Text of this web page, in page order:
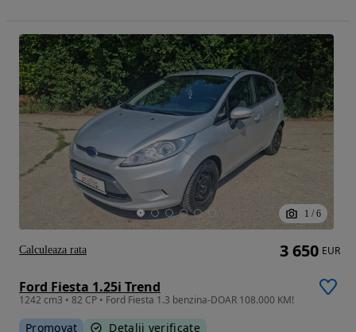
1 / 6
Ford Fiesta 1.25i Trend
1242 cm3 • 82 CP • Ford Fiesta 1.3 benzina-DOAR 108.000 KM!
Promovat Detalii verificate
3 650 EUR
Calculeaza rata